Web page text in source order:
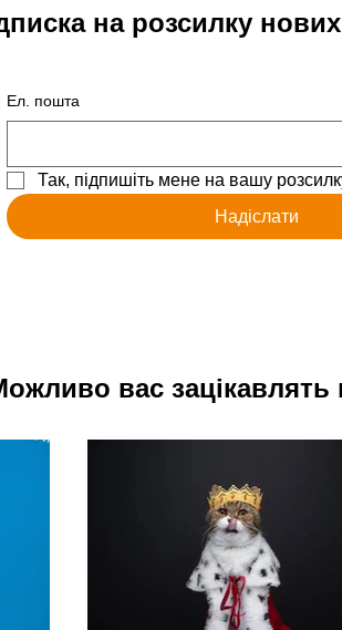
на розсилку
Ел. пошта
Так, підпишіть мене на вашу
Надіслати
вас зацікавлять